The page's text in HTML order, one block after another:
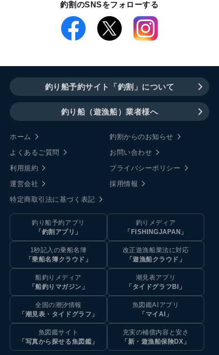
釣割のSNSをフォローする
釣り船予約サイト「釣割」について
釣り船（遊漁船）業者様へ
ホーム
釣割からのお知らせ
よくあるご質問
お問い合わせ
利用規約
プライバシーポリシー
運営会社
採用情報
特定商取引法に基づく表記
釣り船予約アプリ
「釣割アプリ」
釣りメディア
「FISHINGJAPAN」
1秒記入の乗船名簿
「乗船名簿クラウド」
改正遊漁船業法に対応
「遊漁船クラウド」
船釣りメディア
「船釣りマガジン」
潮見表アプリ
「タイドグラフBI」
全国の潮汐情報
「潮見表・タイドグラフ」
魚図鑑AIアプリ
「マイAI」
魚図鑑サイト
「写真から探せる魚図鑑」
充実の補償内容と安さ
「新・遊漁船保険DX」